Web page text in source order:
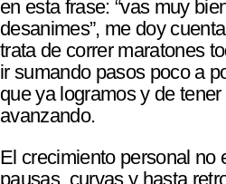
en esta frase: “vas muy
desanimes”, me doy
trata de correr maratones
ir sumando pasos poco a
que ya logramos y de
avanzando.
El crecimiento personal no
pausas, curvas y hasta